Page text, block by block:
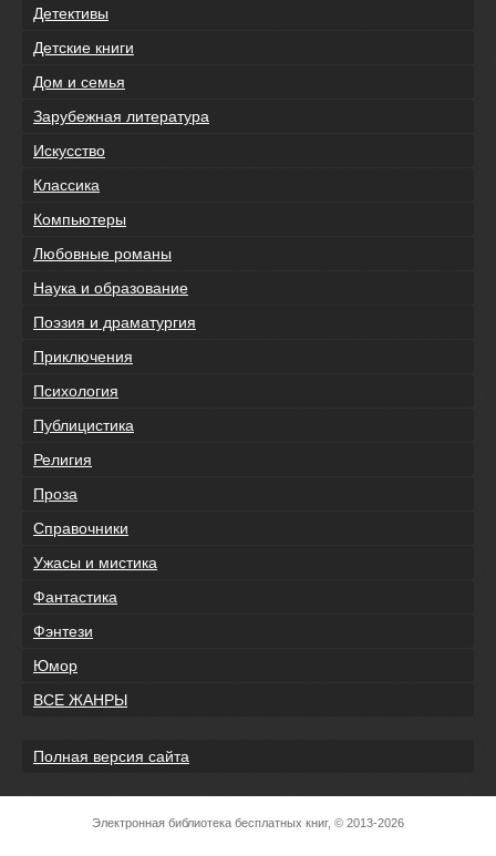
Детективы
Детские книги
Дом и семья
Зарубежная литература
Искусство
Классика
Компьютеры
Любовные романы
Наука и образование
Поэзия и драматургия
Приключения
Психология
Публицистика
Религия
Проза
Справочники
Ужасы и мистика
Фантастика
Фэнтези
Юмор
ВСЕ ЖАНРЫ
Полная версия сайта
Электронная библиотека бесплатных книг, © 2013-2026